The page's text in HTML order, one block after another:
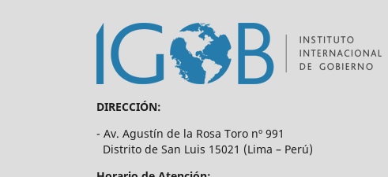
DIRECCIÓN:
- Av. Agustín de la Rosa Toro nº 991
Distrito de San Luis 15021 (Lima – Perú)